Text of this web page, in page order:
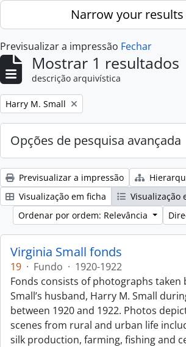
Skip to main contentNarrow your results
Previsualizar a impressão Fechar
Mostrar 1 resultados
descrição arquivística
Remove filter:
Harry M. Small
Opções de pesquisa avançada
Previsualizar a impressão
Visualização em ficha
Visualização
Ordenar por ordem: Relevância
Virginia Small fonds
19 · Fundo · 1920-1922
Fonds consists of photographs taken
Small’s husband, Harry M. Small
between 1920 and 1922. Photos
scenes from rural and urban life
silk production, farming, fishing and